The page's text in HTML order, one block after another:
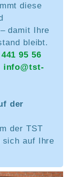
diese
damit Ihre
bleibt.
95 56
info@tst-
der
der TST
sich auf Ihre